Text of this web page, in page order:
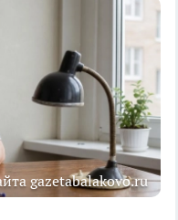
gazetabalakovo.ru